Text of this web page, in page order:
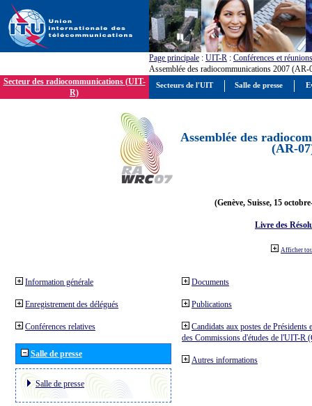
Page principale : UIT-R : Conférences et réunions
Assemblée des radiocommunications 2007 (AR-
Secteur des radiocommunications (UIT-
R)
Assemblée des
(AR-
(Genève, Suisse, 15
Livre des
Afficher
Information générale
Enregistrement des délégués
Conférences relatives
Salle de presse
Salle de presse
Documents
Publications
Candidats aux postes de Présidents
des Commissions d'études de l'UIT-R
Autres informations
Secteurs de l'UIT Salle de presse